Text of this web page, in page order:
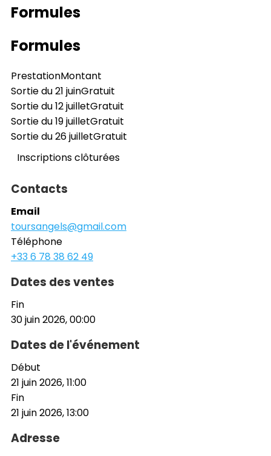
Formules
Formules
PrestationMontant
Sortie du 21 juinGratuit
Sortie du 12 juilletGratuit
Sortie du 19 juilletGratuit
Sortie du 26 juilletGratuit
Inscriptions clôturées
Contacts
Email
toursangels@gmail.com
Téléphone
+33 6 78 38 62 49
Dates des ventes
Fin
30 juin 2026, 00:00
Dates de l'événement
Début
21 juin 2026, 11:00
Fin
21 juin 2026, 13:00
Adresse